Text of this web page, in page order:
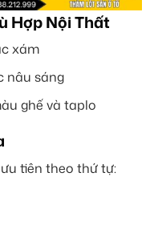
Hợp Nội Thất
xám
nâu sáng
ghế và taplo
tiên theo thứ tự: